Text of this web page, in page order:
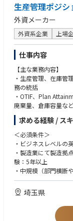
ことを期待しており
【活かせるスキル】
・貿易実務や輸出入
・安全保障貿易管理
・社内外の関係者と
・物流、フォワーダ
・英語を用いた業務
※安全保障貿易管理
ればキャッチアップ
【身につくスキル】
・安全保障貿易管理
・法令に基づく判断
・社内外の関係者を
・業務プロセスの標
・グローバルビジ
【資格】
・貿易実務検定（C級
・安全保障輸出管理
【語学力】
生産管理ポジシ
外資メーカー
外資系企業 上場
仕事内容
【主な業務内容】
・生産管理、在庫管
務の統括
・OTIF、Plan
廃棄量、倉庫容量な
・SAP（MM、PP、
・Site Supply Chain
・CMOや物流業者を
協業推進
・GMP要件に基づく
・SOPの作成、改訂
・コスト削減プロジ
メント推進
・倉庫設備やユーテ
・工場目標に連動
・工場内外のステー
求める経験 / ス
＜必須条件＞
・ビジネスレベルの
・製造業にて製造拠
験：5年以上
・中規模（部門横断
トリーダーとしての
＜歓迎する経験・スキ
・製薬業界の製造拠
・生産計画分野での
埼玉県